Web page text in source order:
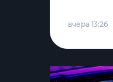
вчера 13:26